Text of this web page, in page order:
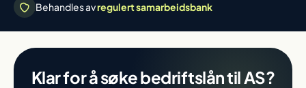
Behandles avregulert samarbeidsbank
Klar for å søke bedriftslån til AS?